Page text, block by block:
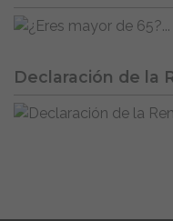
Declaración de la